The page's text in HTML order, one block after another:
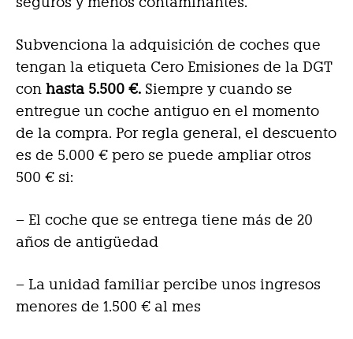
Subvenciona la adquisición de coches que
tengan la etiqueta Cero Emisiones de la DGT
con hasta 5.500 €. Siempre y cuando se
entregue un coche antiguo en el momento
de la compra. Por regla general, el descuento
es de 5.000 € pero se puede ampliar otros
500 € si:
– El coche que se entrega tiene más de 20
años de antigüedad
– La unidad familiar percibe unos ingresos
menores de 1.500 € al mes